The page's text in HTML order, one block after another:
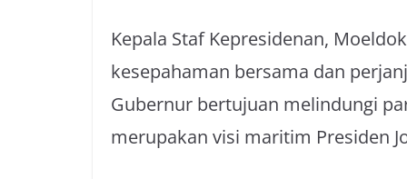
Kepala Staf Kepresidenan,
kesepahaman bersama dan
Gubernur bertujuan melindungi
merupakan visi maritim Presiden